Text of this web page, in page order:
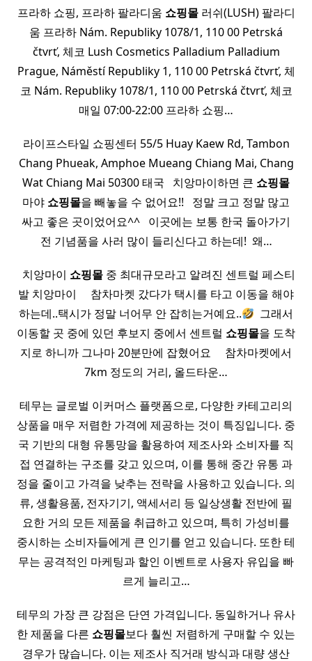
프라하 쇼핑, 프라하 팔라디움 쇼핑몰러쉬(LUSH) 팔라디
움 프라하 Nám. Republiky 1078/1, 110 00 Petrská
čtvrť, 체코 Lush Cosmetics Palladium Palladium
Prague, Náměstí Republiky 1, 110 00 Petrská čtvrť, 체
코 Nám. Republiky 1078/1, 110 00 Petrská čtvrť, 체코
매일 07:00-22:00 프라하 쇼핑…
라이프스타일 쇼핑센터 55/5 Huay Kaew Rd, Tambon
Chang Phueak, Amphoe Mueang Chiang Mai, Chang
Wat Chiang Mai 50300 태국 ​ ​ 치앙마이하면 큰 쇼핑몰
마야 쇼핑몰을 빼놓을 수 없어요!! ​ ​ 정말 크고 정말 많고
싸고 좋은 곳이었어요^^ ​ ​ 이곳에는 보통 한국 돌아가기
전 기념품을 사러 많이 들리신다고 하는데! ​ 왜…
​ ​ 치앙마이 쇼핑몰 중 최대규모라고 알려진 센트럴 페스티
발 치앙마이 ​ ​ ​ ​ 참차마켓 갔다가 택시를 타고 이동을 해야
하는데..택시가 정말 너어무 안 잡히는거예요..
​ 그래서
이동할 곳 중에 있던 후보지 중에서 센트럴 쇼핑몰을 도착
지로 하니까 그나마 20분만에 잡혔어요 ​ ​ ​ ​ 참차마켓에서
7km 정도의 거리, 올드타운…
테무는 글로벌 이커머스 플랫폼으로, 다양한 카테고리의
상품을 매우 저렴한 가격에 제공하는 것이 특징입니다. 중
국 기반의 대형 유통망을 활용하여 제조사와 소비자를 직
접 연결하는 구조를 갖고 있으며, 이를 통해 중간 유통 과
정을 줄이고 가격을 낮추는 전략을 사용하고 있습니다. 의
류, 생활용품, 전자기기, 액세서리 등 일상생활 전반에 필
요한 거의 모든 제품을 취급하고 있으며, 특히 가성비를
중시하는 소비자들에게 큰 인기를 얻고 있습니다. 또한 테
무는 공격적인 마케팅과 할인 이벤트로 사용자 유입을 빠
르게 늘리고…
테무의 가장 큰 강점은 단연 가격입니다. 동일하거나 유사
한 제품을 다른 쇼핑몰보다 훨씬 저렴하게 구매할 수 있는
경우가 많습니다. 이는 제조사 직거래 방식과 대량 생산